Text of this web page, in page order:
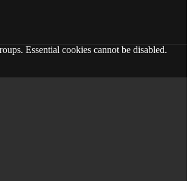
Essential cookies cannot be disabled.